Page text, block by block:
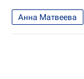
Анна Матвеева
Специальная